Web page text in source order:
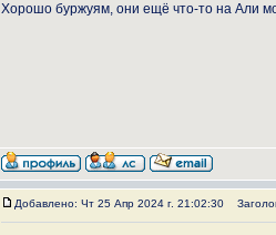
Хорошо буржуям, они ещё что-то на Али
Добавлено: Чт 25 Апр 2024 г. 21:02:30